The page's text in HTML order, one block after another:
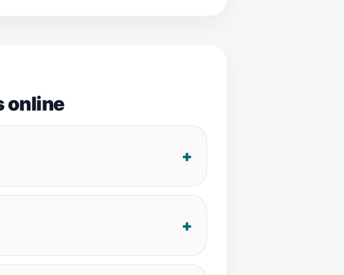
online